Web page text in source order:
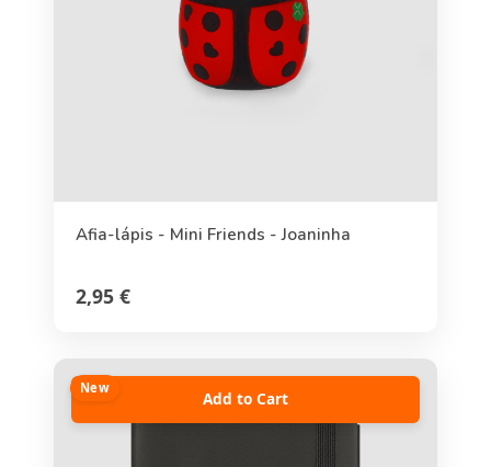
Afia-lápis - Mini Friends - Joaninha
2,95 €
New
Add to Cart